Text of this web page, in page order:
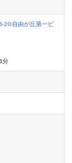
20 自由が丘第一ビ
分